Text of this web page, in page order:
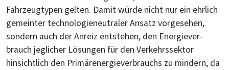
Fahrzeugtypen gelten. Damit würde nicht nur ein ehrlich
gemeinter technologieneutraler Ansatz vorgesehen,
sondern auch der Anreiz entstehen, den Energiever-
brauch jeglicher Lösungen für den Verkehrssektor
hinsichtlich den Primärenergieverbrauchs zu mindern, da